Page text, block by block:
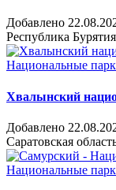
Добавлено
Республика Бурятия
Национальные
Хвалынский
Добавлено
Саратовская
Национальные